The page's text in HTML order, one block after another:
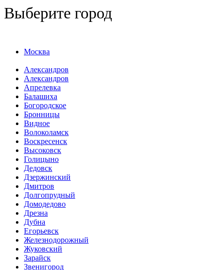
Выберите город
Москва
Александров
Александров
Апрелевка
Балашиха
Богородское
Бронницы
Видное
Волоколамск
Воскресенск
Высоковск
Голицыно
Дедовск
Дзержинский
Дмитров
Долгопрудный
Домодедово
Дрезна
Дубна
Егорьевск
Железнодорожный
Жуковский
Зарайск
Звенигород